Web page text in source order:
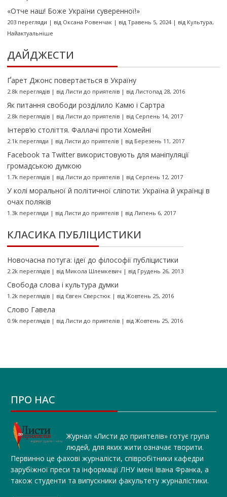
«Отче наш! Боже України суверенної!»
203 перегляди | від Оксана Ровенчак| від Травень 5, 2024| від Культура,
Найактуальніше
ДАЙДЖЕСТИ
Ґарет Джонс повертається в Україну
2.8k переглядів| від Листи до приятелів| від Листопад 28, 2016
Як питання свободи розділило Камю і Сартра
2.8k переглядів| від Листи до приятелів| від Серпень 14, 2017
Інтерв’ю століття. Фаллачі проти Хомейні
2.1k перегляди | від Листи до приятелів| від Березень 11, 2017
Facebook та Twitter використовують для маніпуляції
громадською думкою
1.7k переглядів| від Листи до приятелів| від Серпень 12, 2017
У колі моральної й політичної сліпоти: Україна й українці в
очах поляків
1.3k перегляди | від Листи до приятелів| від Липень 6, 2017
КЛАСИКА ПУБЛІЦИСТИКИ
Новочасна потуга: ідеї до філософії публіцистики
2.2k переглядів| від Микола Шлемкевич | від Грудень 26, 2013
Свобода слова і культура думки
1.2k переглядів| від Євген Сверстюк| від Жовтень 25, 2016
Слово Гавела
0.9k переглядів| від Листи до приятелів| від Жовтень 25, 2016
ПРО НАС
Журнал «Листи до приятелів» готує група
людей, для яких жити означає творити.
Первинно це фахові журналісти, співробітники кафедри
зарубіжної преси та інформації ЛНУ імені Івана Франка, а
також студенти та випускники факультету журналістики.